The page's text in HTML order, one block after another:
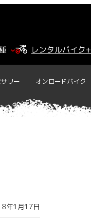
レンタルバイク+
リー オンロードバイク
年1月17日